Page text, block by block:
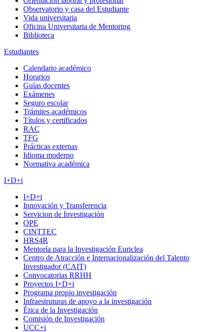
Observatorio y casa del Estudiante
Vida universitaria
Oficina Universitaria de Mentoring
Biblioteca
Estudiantes
Calendario académico
Horarios
Guías docentes
Exámenes
Seguro escolar
Trámites académicos
Títulos y certificados
RAC
TFG
Prácticas externas
Idioma moderno
Normativa académica
I+D+i
I+D+i
Innovación y Transferencia
Servicion de Investigación
OPE
CINTTEC
HRS4R
Mentoría para la Investigación Euriclea
Centro de Atracción e Internacionalización del Talento
Investigador (CAIT)
Convocatorias RRHH
Proyectos I+D+i
Programa propio investigación
Infraestruturas de apoyo a la investigación
Ética de la Investigación
Comisión de Investigación
UCC+i